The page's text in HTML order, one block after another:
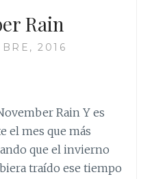
Rain
2016
Rain Y es
el mes que más
que el invierno
traído ese tiempo